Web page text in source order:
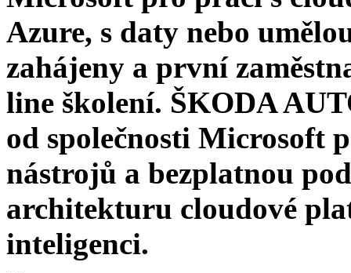
Azure, s daty nebo
zahájeny a první
line školení. ŠKODA
od společnosti Microsoft
nástrojů a bezplatnou
architekturu cloudové
inteligenci.